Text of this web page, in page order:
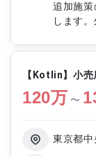
追加施策
します
らセキュ
携しな
セキュリ
容】 ・
ュリティ
整および
【Kotlin】小
120万 〜
東京都